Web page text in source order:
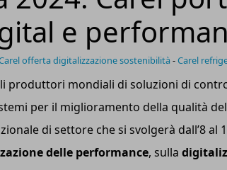
e
offerta digitalizzazione sostenibilità-Carel
produttori mondiali di soluzioni di
per il miglioramento della qualità
di settore che si svolgerà dall’8 al
delle performance, sulla